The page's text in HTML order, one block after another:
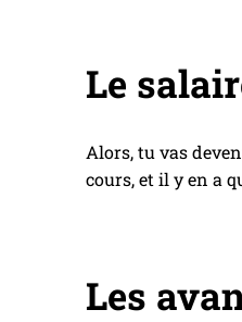
Le
Alors, tu vas
cours, et il y en a
Les